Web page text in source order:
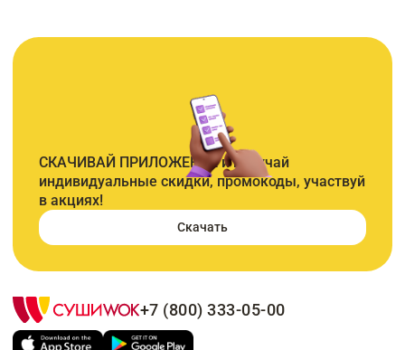
СКАЧИВАЙ ПРИЛОЖЕНИЕ и получай
индивидуальные скидки, промокоды, участвуй
в акциях!
Скачать
+7 (800) 333-05-00